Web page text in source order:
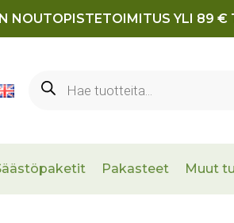
NOUTOPISTETOIMITUS YLI 89 €
search
Pakasteet Muut